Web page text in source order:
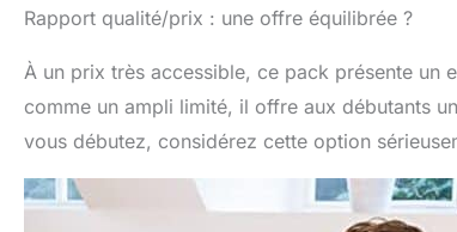
Rapport qualité/prix : une offre équilibrée ?
À un prix très accessible, ce pack présente
comme un ampli limité, il offre aux débutants
vous débutez, considérez cette option